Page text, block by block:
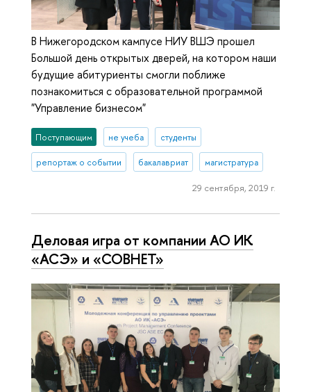
В Нижегородском кампусе НИУ ВШЭ прошел
Большой день открытых дверей, на котором наши
будущие абитуриенты смогли поближе
познакомиться с образовательной программой
"Управление бизнесом"
Поступающим не учеба студенты
репортаж о событии бакалавриат магистратура
29 сентября, 2019 г.
Деловая игра от компании АО ИК
«АСЭ» и «СОВНЕТ»